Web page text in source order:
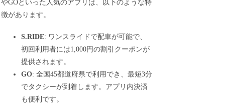
やGOといった人気のアプリは、以下のような特
徴があります。
S.RIDE: ワンスライドで配車が可能で、
初回利用者には1,000円の割引クーポンが
提供されます。
GO: 全国45都道府県で利用でき、最短3分
でタクシーが到着します。アプリ内決済
も便利です。